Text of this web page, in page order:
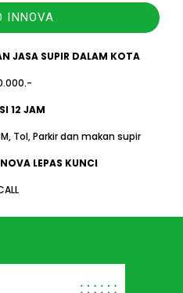
INNOVA
JASA SUPIR DALAM KOTA
12 JAM
Tol, Parkir dan makan supir
LEPAS KUNCI